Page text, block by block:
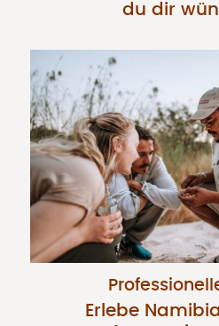
du dir
Erlebe